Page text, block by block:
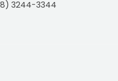
3244-3344